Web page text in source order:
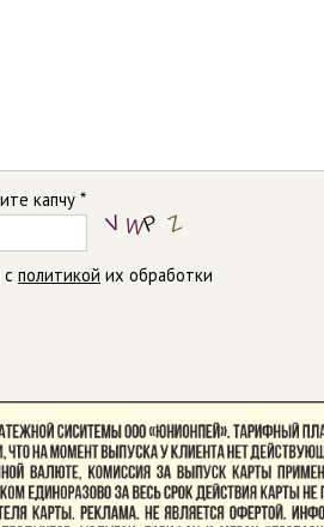
капчу *
политикой их обработки